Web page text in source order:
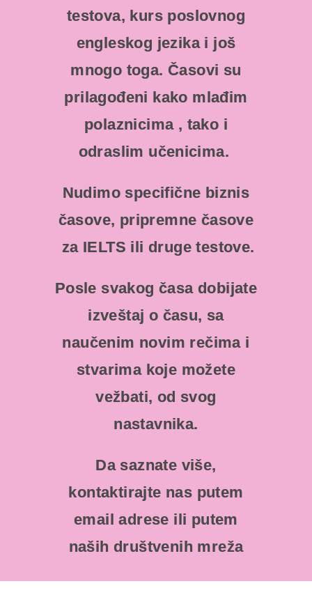
testova, kurs poslovnog
engleskog jezika i još
mnogo toga. Časovi su
prilagođeni kako mlađim
polaznicima , tako i
odraslim učenicima.
Nudimo specifične biznis
časove, pripremne časove
za IELTS ili druge testove.
Posle svakog časa dobijate
izveštaj o času, sa
naučenim novim rečima i
stvarima koje možete
vežbati, od svog
nastavnika.
Da saznate više,
kontaktirajte nas putem
email adrese ili putem
naših društvenih mreža